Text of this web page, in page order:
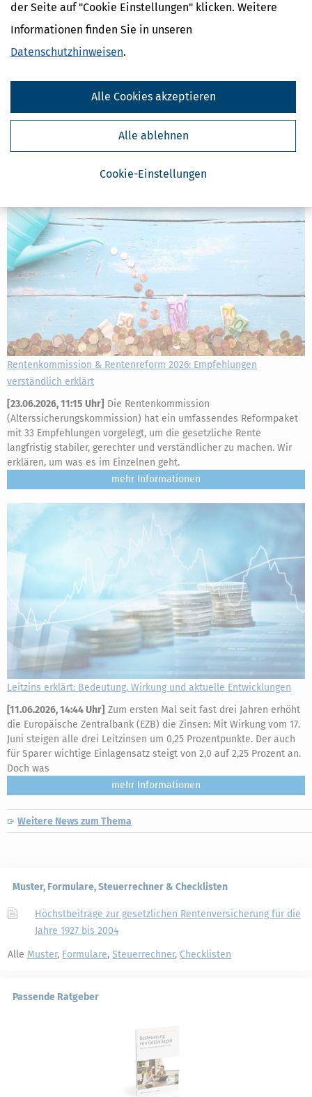
der Seite auf "Cookie Einstellungen" klicken. Weitere
Informationen finden Sie in unseren
Datenschutzhinweisen.
Cookie-Einstellungen
Alle ablehnen
Alle Cookies akzeptieren
Zollfreigrenze für Online-Bestellungen fällt weg: Was sich ab 1. Juli
24.06.2026, 08:16 Uhr]Ab dem 1. Juli 2026 gilt in der Europäischen
Union eine grundlegende Änderung für den Onlinehandel mit
Rentenkommission & Rentenreform 2026: Empfehlungen
verständlich erklärt
[23.06.2026, 11:15 Uhr] Die Rentenkommission
(Alterssicherungskommission) hat ein umfassendes Reformpaket
mit 33 Empfehlungen vorgelegt, um die gesetzliche Rente
langfristig stabiler, gerechter und verständlicher zu machen. Wir
erklären, um was es im Einzelnen geht.
mehr
Leitzins erklärt: Bedeutung, Wirkung und aktuelle Entwicklungen
[11.06.2026, 14:44 Uhr] Zum ersten Mal seit fast drei Jahren erhöht
die Europäische Zentralbank (EZB) die Zinsen: Mit Wirkung vom 17.
Juni steigen alle drei Leitzinsen um 0,25 Prozentpunkte. Der auch
für Sparer wichtige Einlagensatz steigt von 2,0 auf 2,25 Prozent an.
Doch was
mehr
Weitere News zum Thema
Muster, Formulare, Steuerrechner & Checklisten
Höchstbeiträge zur gesetzlichen Rentenversicherung für die
Jahre 1927 bis 2004
Alle Muster, Formulare, Steuerrechner, Checklisten
Passende Ratgeber